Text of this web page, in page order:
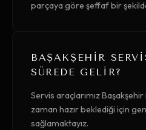
parçaya göre şeffaf bir
BAŞAKŞEHIR
SÜREDE GELIR?
Servis araçlarımız
zaman hazır beklediği için
sağlamaktayız.